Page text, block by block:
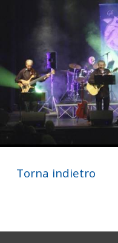
Torna indietro